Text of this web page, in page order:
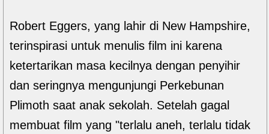
Robert Eggers, yang lahir di New Hampshire,
terinspirasi untuk menulis film ini karena
ketertarikan masa kecilnya dengan penyihir
dan seringnya mengunjungi Perkebunan
Plimoth saat anak sekolah. Setelah gagal
membuat film yang "terlalu aneh, terlalu tidak